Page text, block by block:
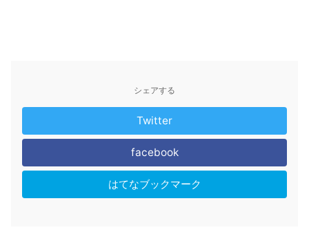
シェアする
Twitter
facebook
はてなブックマーク